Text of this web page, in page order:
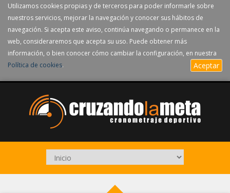
Utilizamos cookies propias y de terceros para poder informarle sobre
nuestros servicios, mejorar la navegación y conocer sus hábitos de
navegación. Si acepta este aviso, continúa navegando o permanece en la
web, consideraremos que acepta su uso. Puede obtener más
información, o bien conocer cómo cambiar la configuración, en nuestra
Política de cookies. Aceptar